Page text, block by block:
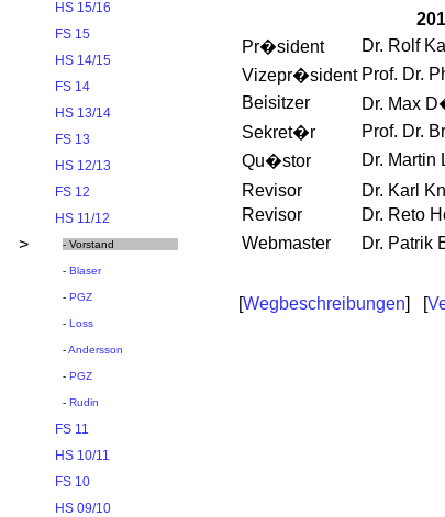
HS 15/16
FS 15
HS 14/15
FS 14
HS 13/14
FS 13
HS 12/13
FS 12
HS 11/12
> - Vorstand
- Blaser
- PGZ
- Loss
-Andersson
- PGZ
- Rudin
FS 11
HS 10/11
FS 10
HS 09/10
Pr�sident
Dr. Rolf
Vizepr�sident Prof. Dr.
Beisitzer
Dr. Max
Sekret�r
Prof. Dr.
Qu�stor
Dr. Martin
Revisor
Dr. Karl
Revisor
Dr. Reto
Webmaster
Dr. Patrik
Wegbeschreibungen